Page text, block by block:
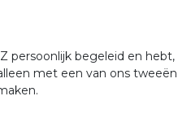
persoonlijk begeleid en hebt,
met een van ons tweeën